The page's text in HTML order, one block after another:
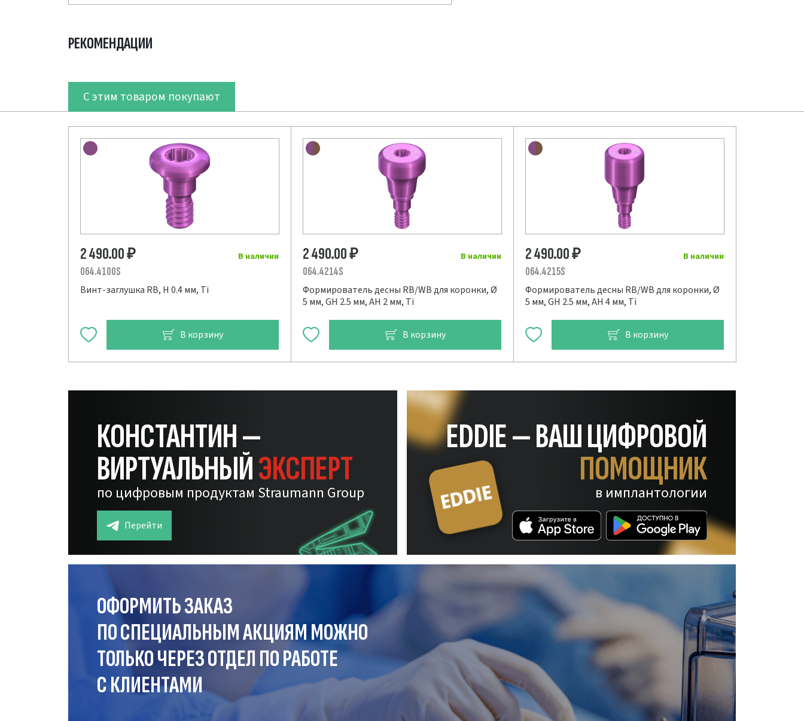
РЕКОМЕНДАЦИИ
С этим товаром покупают
В наличии
2 490.00₽
064.4100S
Винт-заглушка RB, H 0.4 мм, Ti
В корзину
В наличии
2 490.00₽
064.4214S
Формирователь десны RB/WB для коронки, Ø
5 мм, GH 2.5 мм, AH 2 мм, Ti
В корзину
В наличии
2 490.00₽
064.4215S
Формирователь десны RB/WB для коронки, Ø
5 мм, GH 2.5 мм, AH 4 мм, Ti
В корзину
КОНСТАНТИН —
ВИРТУАЛЬНЫЙЭКСПЕРТ
по цифровым продуктам Straumann Group
Перейти
EDDIE — ВАШ ЦИФРОВОЙ
ПОМОЩНИК
в имплантологии
ОФОРМИТЬ ЗАКАЗ
ПО СПЕЦИАЛЬНЫМ АКЦИЯМ МОЖНО
ТОЛЬКО ЧЕРЕЗ ОТДЕЛПО РАБОТЕ
С КЛИЕНТАМИ